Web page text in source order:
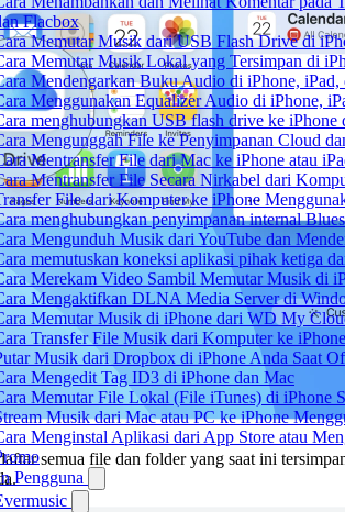
Flacbox
Memutar Musik dari USB Flash Drive di
Memutar Musik Lokal yang Tersimpan di
Mendengarkan Buku Audio di iPhone,
Menggunakan Equalizer Audio di iPhone,
menghubungkan USB flash drive ke
Mengunggah File ke Penyimpanan Cloud
Mentransfer File dari Mac ke iPhone atau
Mentransfer File Secara Nirkabel dari
File dari Komputer ke iPhone
menghubungkan penyimpanan internal
Mengunduh Musik dari YouTube dan
memutuskan koneksi aplikasi pihak ketiga
Merekam Video Sambil Memutar Musik di
Mengaktifkan DLNA Media Server di
Memutar Musik di iPhone dari WD My
Transfer File Musik dari Komputer ke
Musik dari Dropbox di iPhone Anda Saat
Mengedit Tag ID3 di iPhone dan Mac
Memutar File Lokal (File iTunes) di iPhone
Musik dari Mac atau PC ke iPhone
Menginstal Aplikasi dari App Store atau
Pengguna
semua file dan folder yang saat ini